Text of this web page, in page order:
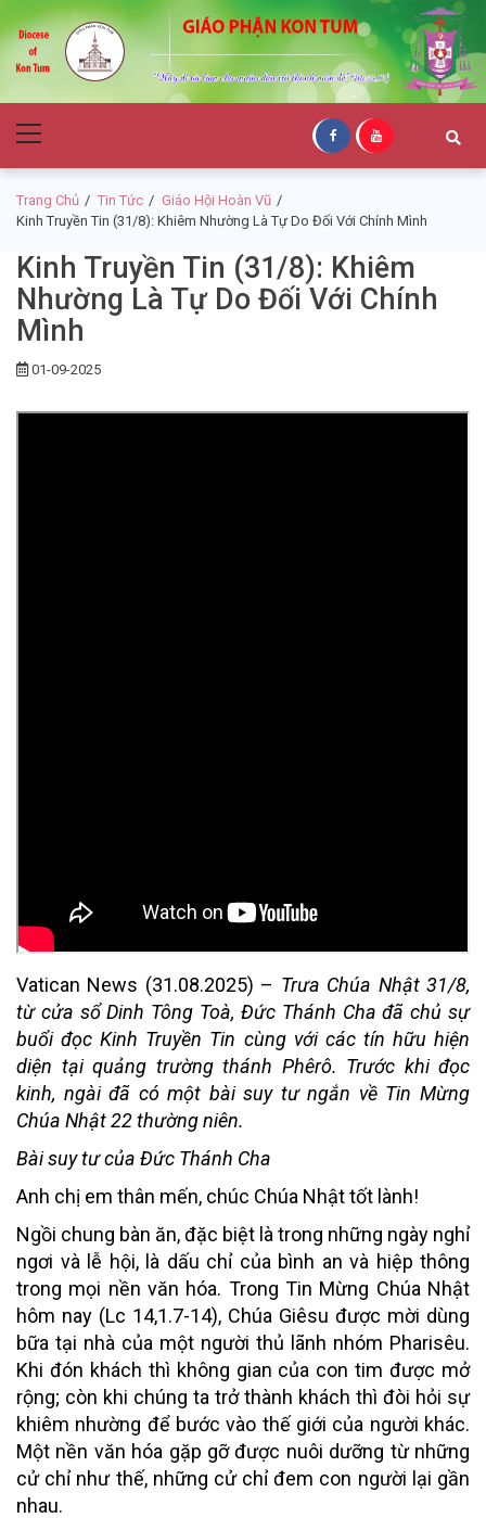
to
navigation
to
content
Giáo Phận Kon
Tum
Menu
Trang Chủ Tin Tức
Giáo Hội Hoàn Vũ
Kinh Truyền Tin (31/8): Khiêm Nhường Là Tự Do Đối Với Chính Mình
Kinh Truyền Tin (31/8): Khiêm
Nhường Là Tự Do Đối Với Chính
Mình
01-09-2025
Vatican News (31.08.2025) – Trưa Chúa Nhật 31/8,
từ cửa sổ Dinh Tông Toà, Đức Thánh Cha đã chủ sự
buổi đọc Kinh Truyền Tin cùng với các tín hữu hiện
diện tại quảng trường thánh Phêrô. Trước khi đọc
kinh, ngài đã có một bài suy tư ngắn về Tin Mừng
Chúa Nhật 22 thường niên.
Bài suy tư của Đức Thánh Cha
Anh chị em thân mến, chúc Chúa Nhật tốt lành!
Ngồi chung bàn ăn, đặc biệt là trong những ngày nghỉ
ngơi và lễ hội, là dấu chỉ của bình an và hiệp thông
trong mọi nền văn hóa. Trong Tin Mừng Chúa Nhật
hôm nay (Lc 14,1.7-14), Chúa Giêsu được mời dùng
bữa tại nhà của một người thủ lãnh nhóm Pharisêu.
Khi đón khách thì không gian của con tim được mở
rộng; còn khi chúng ta trở thành khách thì đòi hỏi sự
khiêm nhường để bước vào thế giới của người khác.
Một nền văn hóa gặp gỡ được nuôi dưỡng từ những
cử chỉ như thế, những cử chỉ đem con người lại gần
nhau.